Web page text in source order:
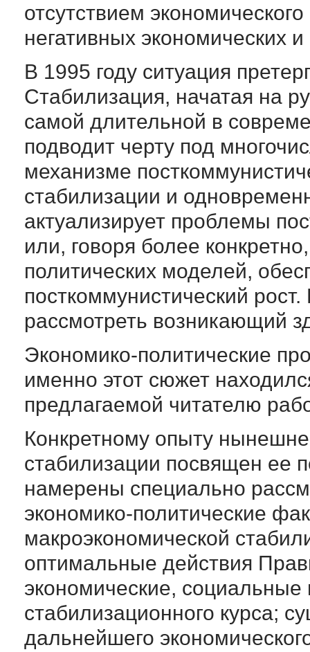
отсутствием
негативных экономических
В 1995 году ситуация
Стабилизация, начатая на
самой длительной в
подводит черту под
механизме
стабилизации и
актуализирует проблемы
или, говоря более
политических моделей,
посткоммунистический
рассмотреть возникающий
Экономико-политические
именно этот сюжет
предлагаемой читателю
Конкретному опыту
стабилизации посвящен ее
намерены специально
экономико-политические
макроэкономической
оптимальные действия
экономические, социальные
стабилизационного курса;
дальнейшего